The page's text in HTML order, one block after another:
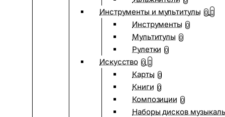
Инструменты и мультитулы 0
Инструменты 0
Мультитулы 0
Рулетки 0
Искусство 0
Карты 0
Книги 0
Композиции 0
Наборы дисков